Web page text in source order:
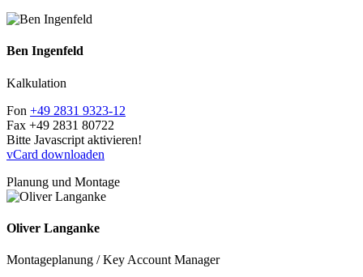
Ben Ingenfeld
Kalkulation
Fon +49 2831 9323-12
Fax +49 2831 80722
Bitte Javascript aktivieren!
vCard downloaden
Planung und Montage
Oliver Langanke
Montageplanung / Key Account Manager